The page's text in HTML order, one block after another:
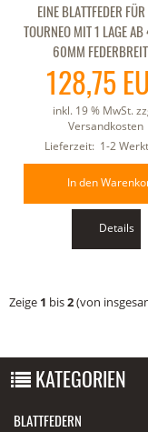
EINE BLATTFEDER
TOURNEO MIT 1 LAGE
60MM
128,75
inkl. 19 % MwSt.
Versandkosten
Lieferzeit: 1-2
In den
Details
Zeige 1 bis2(von
KATEGORIEN
BLATTFEDERN